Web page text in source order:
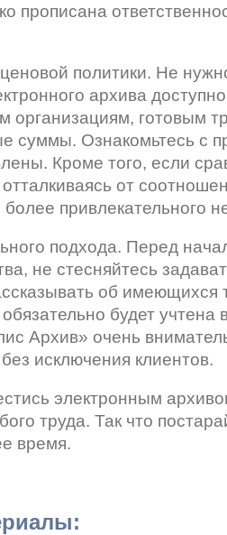
прописана
политики. Не
архива
организациям, готовым
суммы. Ознакомьтесь с
Кроме того, если
отталкиваясь от
более привлекательного
подхода. Перед
не стесняйтесь
об имеющихся
будет учтена
Архив» очень
исключения клиентов.
электронным
труда. Так что
время.